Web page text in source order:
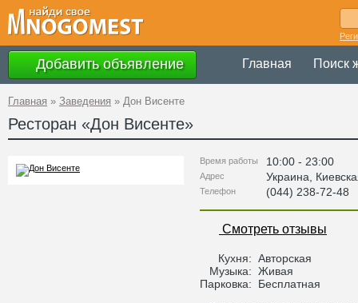
Добавить объявление Главная Поиск
Главная » Заведения » Дон Висенте
Ресторан «Дон Висенте»
Время работы 10:00 - 23:00
Адрес Украина
Телефон (044) 238-72-48
Смотреть отзывы
Кухня: Авторская
Музыка: Живая
Парковка:
Бесплатная